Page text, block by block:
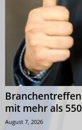
mit mehr als
August 7, 2026